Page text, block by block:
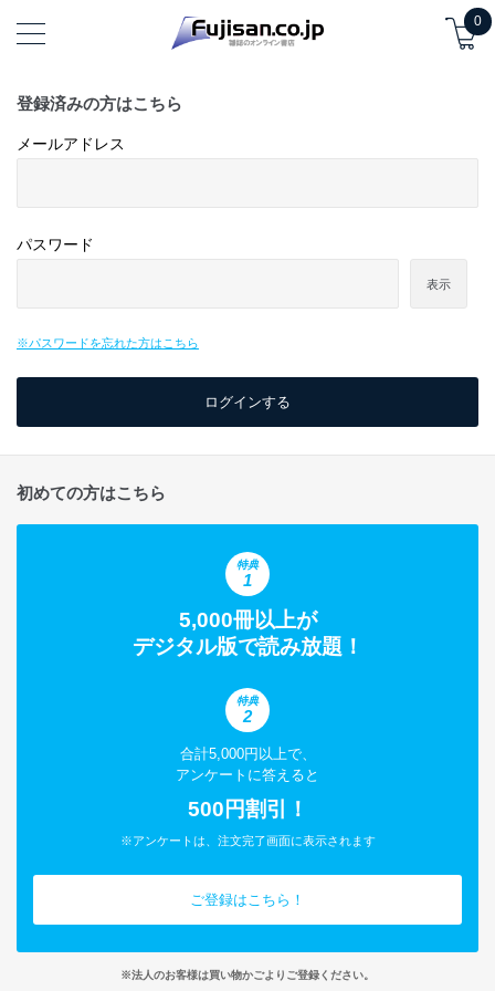
0
登録済みの方はこちら
メールアドレス
パスワード
表示
※パスワードを忘れた方はこちら
初めての方はこちら
特典
1
5,000冊以上が
デジタル版で読み放題！
特典
2
合計5,000円以上で、
アンケートに答えると
500円割引！
※アンケートは、注文完了画面に表示されます
ご登録はこちら！
※法人のお客様は買い物かごよりご登録ください。